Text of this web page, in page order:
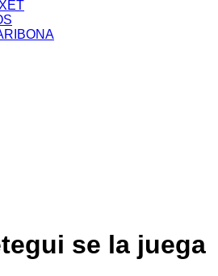
se la juega